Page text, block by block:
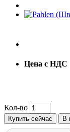
Цена с НДС
Кол-во
Купить сейчас В